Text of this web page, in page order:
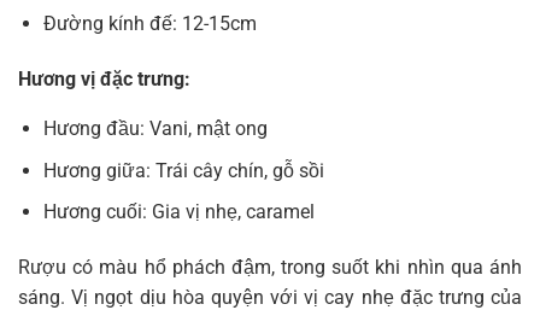
Đường kính đế: 12-15cm
Hương vị đặc trưng:
Hương đầu: Vani, mật ong
Hương giữa: Trái cây chín, gỗ sồi
Hương cuối: Gia vị nhẹ, caramel
Rượu có màu hổ phách đậm, trong suốt khi nhìn qua ánh
sáng. Vị ngọt dịu hòa quyện với vị cay nhẹ đặc trưng của